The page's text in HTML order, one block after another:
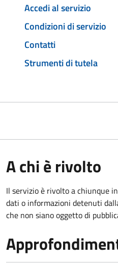
Accedi al servizio
Condizioni di servizio
Contatti
Strumenti di tutela
A chi è rivolto
Il servizio è rivolto a chiunque
dati o informazioni detenuti
che non siano oggetto di